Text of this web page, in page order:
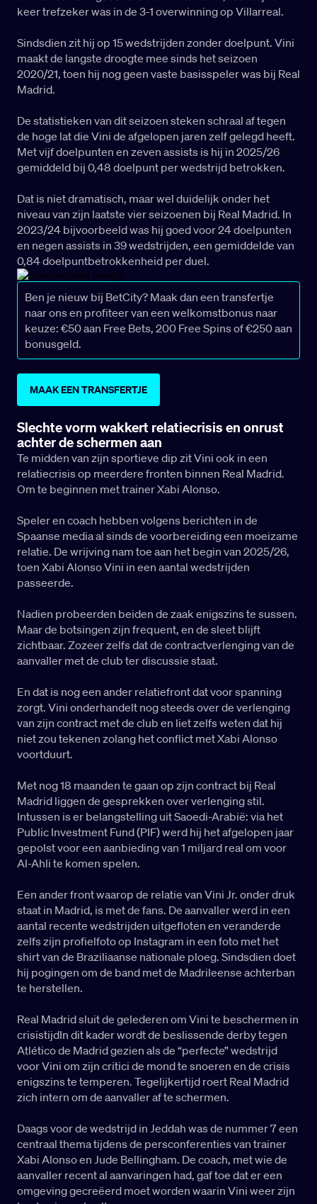
keer trefzeker was in de 3-1 overwinning op Villarreal.
Sindsdien zit hij op 15 wedstrijden zonder doelpunt. Vini
maakt de langste droogte mee sinds het seizoen
2020/21, toen hij nog geen vaste basisspeler was bij Real
Madrid.
De statistieken van dit seizoen steken schraal af tegen
de hoge lat die Vini de afgelopen jaren zelf gelegd heeft.
Met vijf doelpunten en zeven assists is hij in 2025/26
gemiddeld bij 0,48 doelpunt per wedstrijd betrokken.
Dat is niet dramatisch, maar wel duidelijk onder het
niveau van zijn laatste vier seizoenen bij Real Madrid. In
2023/24 bijvoorbeeld was hij goed voor 24 doelpunten
en negen assists in 39 wedstrijden, een gemiddelde van
0,84 doelpuntbetrokkenheid per duel.
Ben je nieuw bij BetCity? Maak dan een transfertje
naar ons en profiteer van een welkomstbonus naar
keuze: €50 aan Free Bets, 200 Free Spins of €250 aan
bonusgeld.
MAAK EEN TRANSFERTJE
Slechte vorm wakkert relatiecrisis en onrust
achter de schermen aan
Te midden van zijn sportieve dip zit Vini ook in een
relatiecrisis op meerdere fronten binnen Real Madrid.
Om te beginnen met trainer Xabi Alonso.
Speler en coach hebben volgens berichten in de
Spaanse media al sinds de voorbereiding een moeizame
relatie. De wrijving nam toe aan het begin van 2025/26,
toen Xabi Alonso Vini in een aantal wedstrijden
passeerde.
Nadien probeerden beiden de zaak enigszins te sussen.
Maar de botsingen zijn frequent, en de sleet blijft
zichtbaar. Zozeer zelfs dat de contractverlenging van de
aanvaller met de club ter discussie staat.
En dat is nog een ander relatiefront dat voor spanning
zorgt. Vini onderhandelt nog steeds over de verlenging
van zijn contract met de club en liet zelfs weten dat hij
niet zou tekenen zolang het conflict met Xabi Alonso
voortduurt.
Met nog 18 maanden te gaan op zijn contract bij Real
Madrid liggen de gesprekken over verlenging stil.
Intussen is er belangstelling uit Saoedi-Arabië: via het
Public Investment Fund (PIF) werd hij het afgelopen jaar
gepolst voor een aanbieding van 1 miljard real om voor
Al-Ahli te komen spelen.
Een ander front waarop de relatie van Vini Jr. onder druk
staat in Madrid, is met de fans. De aanvaller werd in een
aantal recente wedstrijden uitgefloten en veranderde
zelfs zijn profielfoto op Instagram in een foto met het
shirt van de Braziliaanse nationale ploeg. Sindsdien doet
hij pogingen om de band met de Madrileense achterban
te herstellen.
Real Madrid sluit de gelederen om Vini te beschermen in
crisistijdIn dit kader wordt de beslissende derby tegen
Atlético de Madrid gezien als de “perfecte” wedstrijd
voor Vini om zijn critici de mond te snoeren en de crisis
enigszins te temperen. Tegelijkertijd roert Real Madrid
zich intern om de aanvaller af te schermen.
Daags voor de wedstrijd in Jeddah was de nummer 7 een
centraal thema tijdens de persconferenties van trainer
Xabi Alonso en Jude Bellingham. De coach, met wie de
aanvaller recent al aanvaringen had, gaf toe dat er een
omgeving gecreëerd moet worden waarin Vini weer zijn